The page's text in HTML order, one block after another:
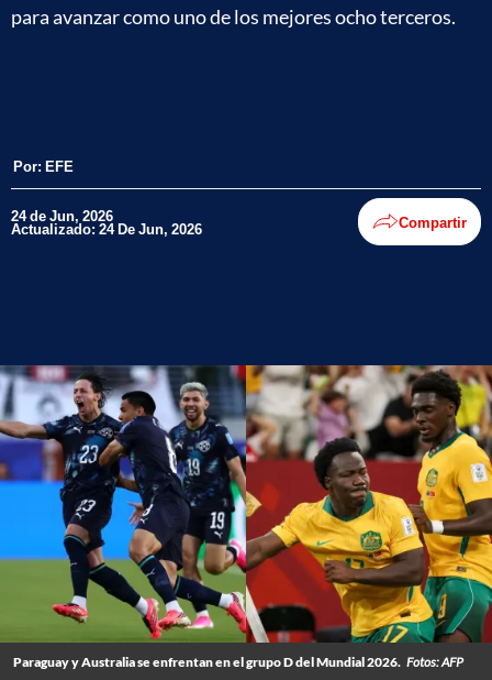
para avanzar como uno de los mejores ocho terceros.
Por: EFE
24 de Jun, 2026
Actualizado: 24 De Jun, 2026 Compartir
Paraguay y Australia se enfrentan en el grupo D del Mundial 2026. Fotos: AFP